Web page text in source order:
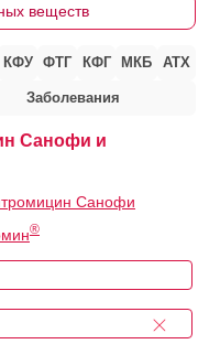
веществ
КФУ ФТГ КФГ МКБ АТХ
Заболевания
Санофи и
Санофи
®